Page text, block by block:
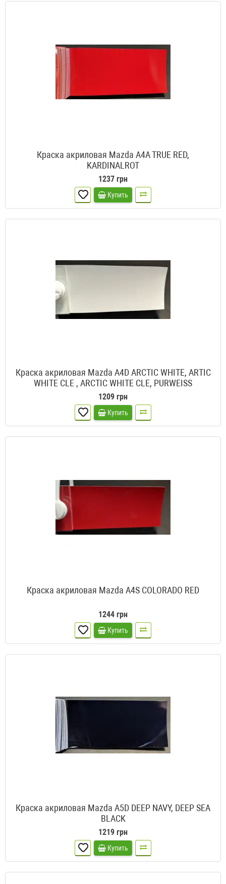
Краска акриловая Mazda A4A TRUE RED,
KARDINALROT
1237 грн
Купить
Краска акриловая Mazda A4D ARCTIC WHITE, ARTIC
WHITE CLE , ARCTIC WHITE CLE, PURWEISS
1209 грн
Купить
Краска акриловая Mazda A4S COLORADO RED
1244 грн
Купить
Краска акриловая Mazda A5D DEEP NAVY, DEEP SEA
BLACK
1219 грн
Купить